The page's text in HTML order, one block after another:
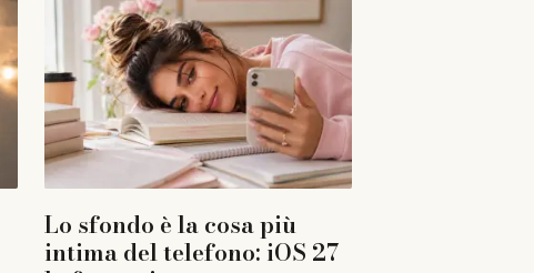
Lo sfondo è la cosa più
intima del telefono: iOS 27